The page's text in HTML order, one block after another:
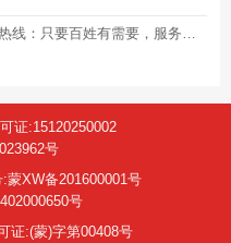
包头市自然资源局“一把手”走进12345热线：只要百姓有需要，服务永远不打烊
证:15120250002
号
蒙XW备201600001号
号
证:(蒙)字第00408号